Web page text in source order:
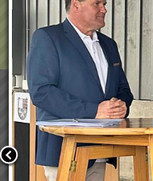
FEUERWEHR
DUATHLON 2026
POOLKALENDER
Wir verwenden
benutzerfreundlich zu
an, dass Sie mit der
einverstanden sind.
Weitere